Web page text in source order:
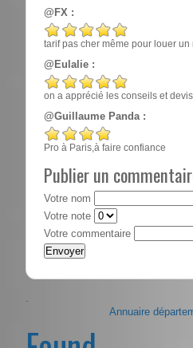
@FX :
tarif pas cher même pour louer
@Eulalie :
on a apprécié les conseils et
@Guillaume Panda :
Pro à Paris,à faire confiance
Publier un
Votre nom
Votre note
Votre commentaire
-
Annuaire